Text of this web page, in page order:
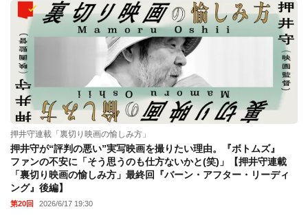
押井守連載「裏切り映画の愉しみ方」
押井守が“評判の悪い”実写映画を撮りたい理由。『ボトムズ』
ファンの不安に「そう思うのも仕方ないかと(笑)」【押井守連載
「裏切り映画の愉しみ方」最終回『バーン・アフター・リーディ
ング』後編】
第20回 2026/6/17 19:30